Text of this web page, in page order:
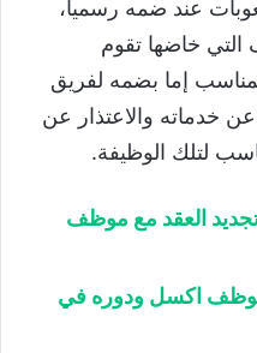
عند ضمه رسميا،
التي خاضها تقوم
إما بضمه لفريق
عن خدماته والاعتذار عن
لتلك الوظيفة.
تجديد العقد مع موظف
اكسل ودوره في